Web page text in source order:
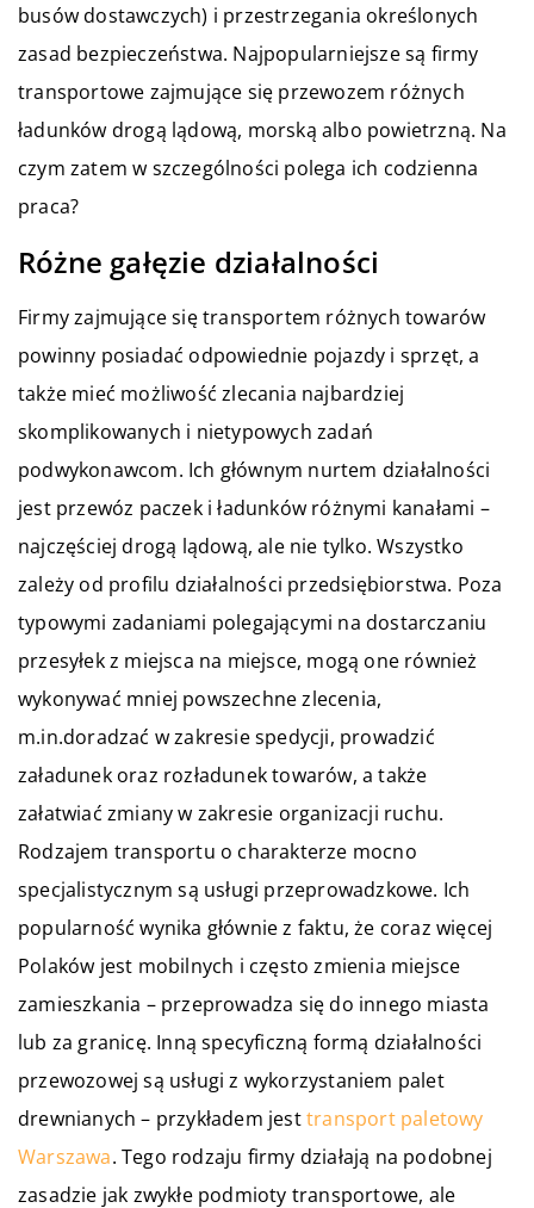
busów dostawczych) i przestrzegania określonych
zasad bezpieczeństwa. Najpopularniejsze są firmy
transportowe zajmujące się przewozem różnych
ładunków drogą lądową, morską albo powietrzną. Na
czym zatem w szczególności polega ich codzienna
praca?
Różne gałęzie działalności
Firmy zajmujące się transportem różnych towarów
powinny posiadać odpowiednie pojazdy i sprzęt, a
także mieć możliwość zlecania najbardziej
skomplikowanych i nietypowych zadań
podwykonawcom. Ich głównym nurtem działalności
jest przewóz paczek i ładunków różnymi kanałami –
najczęściej drogą lądową, ale nie tylko. Wszystko
zależy od profilu działalności przedsiębiorstwa. Poza
typowymi zadaniami polegającymi na dostarczaniu
przesyłek z miejsca na miejsce, mogą one również
wykonywać mniej powszechne zlecenia,
m.in.doradzać w zakresie spedycji, prowadzić
załadunek oraz rozładunek towarów, a także
załatwiać zmiany w zakresie organizacji ruchu.
Rodzajem transportu o charakterze mocno
specjalistycznym są usługi przeprowadzkowe. Ich
popularność wynika głównie z faktu, że coraz więcej
Polaków jest mobilnych i często zmienia miejsce
zamieszkania – przeprowadza się do innego miasta
lub za granicę. Inną specyficzną formą działalności
przewozowej są usługi z wykorzystaniem palet
drewnianych – przykładem jesttransport paletowy
Warszawa. Tego rodzaju firmy działają na podobnej
zasadzie jak zwykłe podmioty transportowe, ale